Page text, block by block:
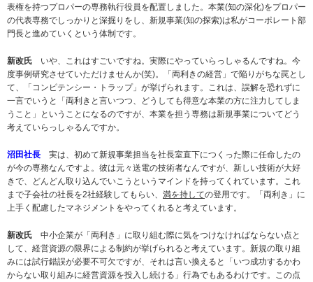
表権を持つプロパーの専務執行役員を配置しました。本業(知の深化)をプロパー
の代表専務でしっかりと深掘りをし、新規事業(知の探索)は私がコーポレート部
門長と進めていくという体制です。
新改氏 いや、これはすごいですね。実際にやっていらっしゃるんですね。今
度事例研究させていただけませんか(笑)。「両利きの経営」で陥りがちな罠とし
て、「コンピテンシー・トラップ」が挙げられます。これは、誤解を恐れずに
一言でいうと「両利きと言いつつ、どうしても得意な本業の方に注力してしま
うこと」ということになるのですが、本業を担う専務は新規事業についてどう
考えていらっしゃるんですか。
沼田社長 実は、初めて新規事業担当を社長室直下につくった際に任命したの
が今の専務なんですよ。彼は元々送電の技術者なんですが、新しい技術が大好
きで、どんどん取り込んでいこうというマインドを持ってくれています。これ
まで子会社の社長を2社経験してもらい、 満を持しての登用です。「両利き」に
上手く配慮したマネジメントをやってくれると考えています。
新改氏 中小企業が「両利き」に取り組む際に気をつけなければならない点と
して、経営資源の限界による制約が挙げられると考えています。新規の取り組
みには試行錯誤が必要不可欠ですが、それは言い換えると「いつ成功するかわ
からない取り組みに経営資源を投入し続ける」行為でもあるわけです。この点